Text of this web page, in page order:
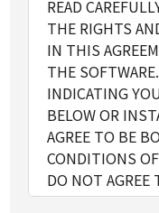
READ
THE RIGHTS
IN THIS
THE
INDICATING
BELOW OR
AGREE TO BE
CONDITIONS
DO NOT
AND